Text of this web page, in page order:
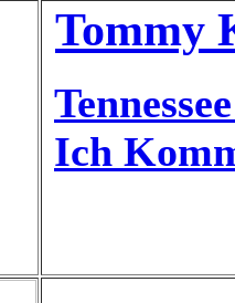
Tommy
Ich